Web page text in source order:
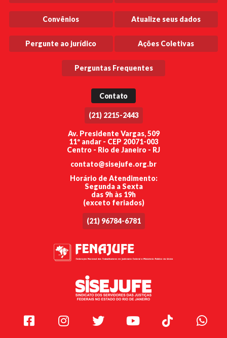
Convênios Atualize seus dados
Pergunte ao jurídico Ações Coletivas
Perguntas Frequentes
Contato
(21) 2215-2443
Av. Presidente Vargas, 509
11º andar - CEP 20071-003
Centro - Rio de Janeiro - RJ
contato@sisejufe.org.br
Horário de Atendimento:
Segunda a Sexta
das 9h às 19h
(exceto feriados)
(21) 96784-6781
Facebook Instagram Twitter Youtube TikTok